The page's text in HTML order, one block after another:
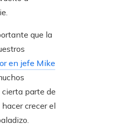
que la
en jefe Mike
parte de
crecer el